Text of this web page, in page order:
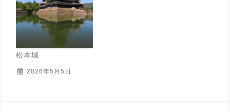
松本城
2026年5月5日